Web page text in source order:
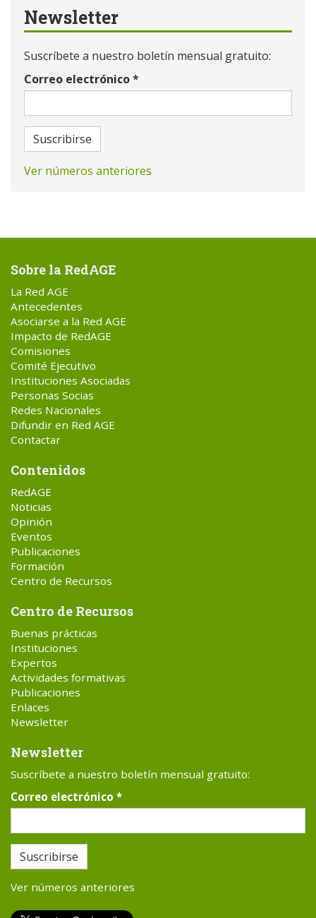
Newsletter
Suscríbete a nuestro boletín mensual gratuito:
Correo electrónico*
Suscribirse
Ver números anteriores
Sobre la RedAGE
La Red AGE
Antecedentes
Asociarse a la Red AGE
Impacto de RedAGE
Comisiones
Comité Ejecutivo
Instituciones Asociadas
Personas Socias
Redes Nacionales
Difundir en Red AGE
Contactar
Contenidos
RedAGE
Noticias
Opinión
Eventos
Publicaciones
Formación
Centro de Recursos
Centro de Recursos
Buenas prácticas
Instituciones
Expertos
Actividades formativas
Publicaciones
Enlaces
Newsletter
Newsletter
Suscríbete a nuestro boletín mensual gratuito:
Correo electrónico *
Suscribirse
Ver números anteriores